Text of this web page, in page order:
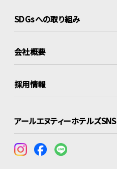
SDGsへの取り組み
会社概要
採用情報
アールエヌティーホテルズSNS